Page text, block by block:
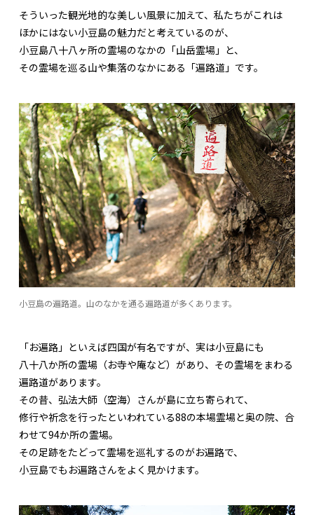
そういった観光地的な美しい風景に加えて、私たちがこれは
ほかにはない小豆島の魅力だと考えているのが、
小豆島八十八ヶ所の霊場のなかの「山岳霊場」と、
その霊場を巡る山や集落のなかにある「遍路道」です。
小豆島の遍路道。山のなかを通る遍路道が多くあります。
「お遍路」といえば四国が有名ですが、実は小豆島にも
八十八か所の霊場（お寺や庵など）があり、その霊場をまわる
遍路道があります。
その昔、弘法大師（空海）さんが島に立ち寄られて、
修行や祈念を行ったといわれている88の本場霊場と奥の院、合
わせて94か所の霊場。
その足跡をたどって霊場を巡礼するのがお遍路で、
小豆島でもお遍路さんをよく見かけます。